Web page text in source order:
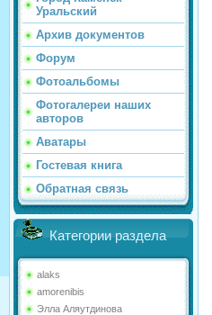
Уральский
Архив документов
Форум
Фотоальбомы
Фотогалереи наших
авторов
Аватары
Гостевая книга
Обратная связь
Категории раздела
alaks
amorenibis
Элла Аляутдинова